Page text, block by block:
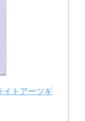
イトアーツギ